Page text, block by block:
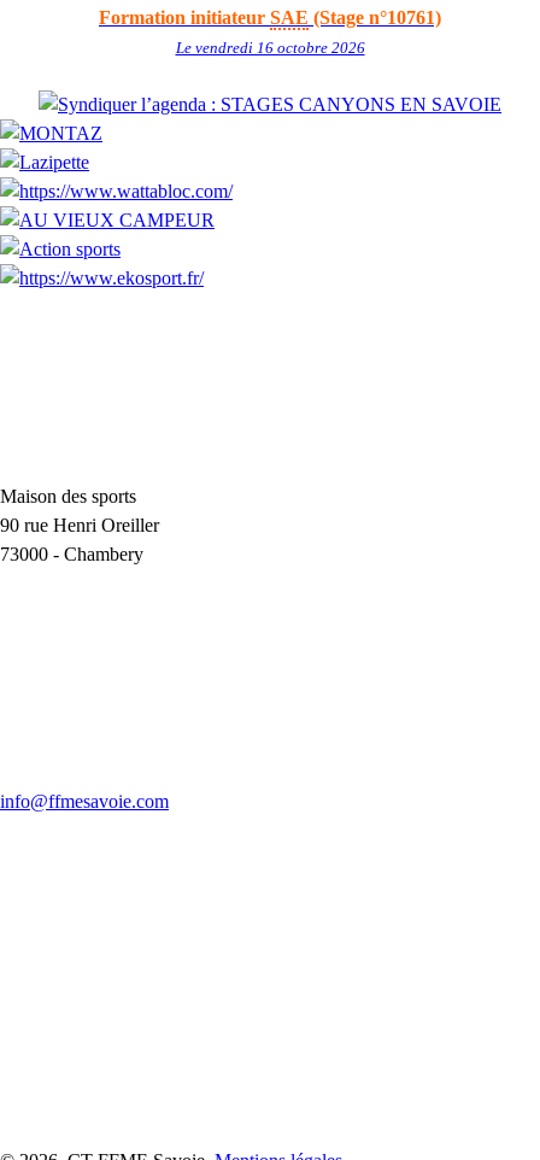
Formation initiateur SAE (Stage n°10761)
Le vendredi 16 octobre 2026
Maison des sports
90 rue Henri Oreiller
73000 - Chambery
info@ffmesavoie.com